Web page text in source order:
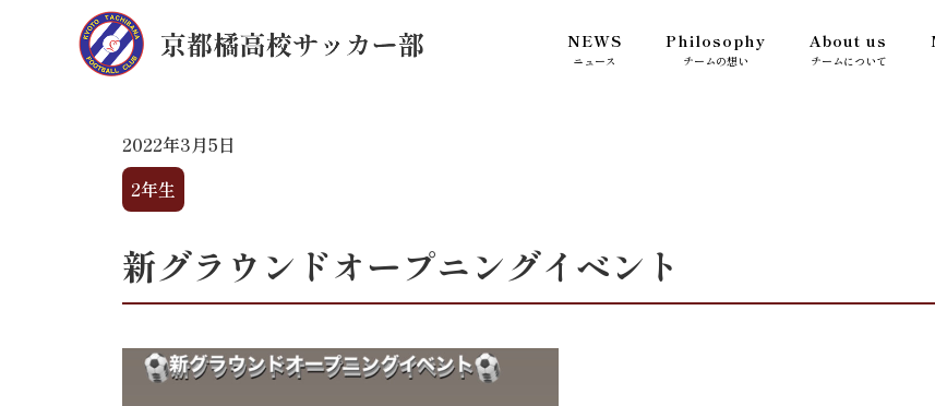
ニュース
NEWS
チームの想い
Philosophy
チームについて
About us
2022年3月5日
2年生
新グラウンドオープニングイベント